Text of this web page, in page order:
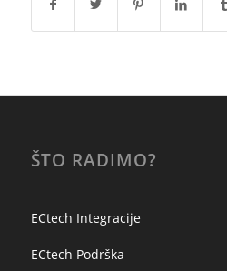
ŠTO RADIMO?
ECtech Integracije
ECtech Podrška